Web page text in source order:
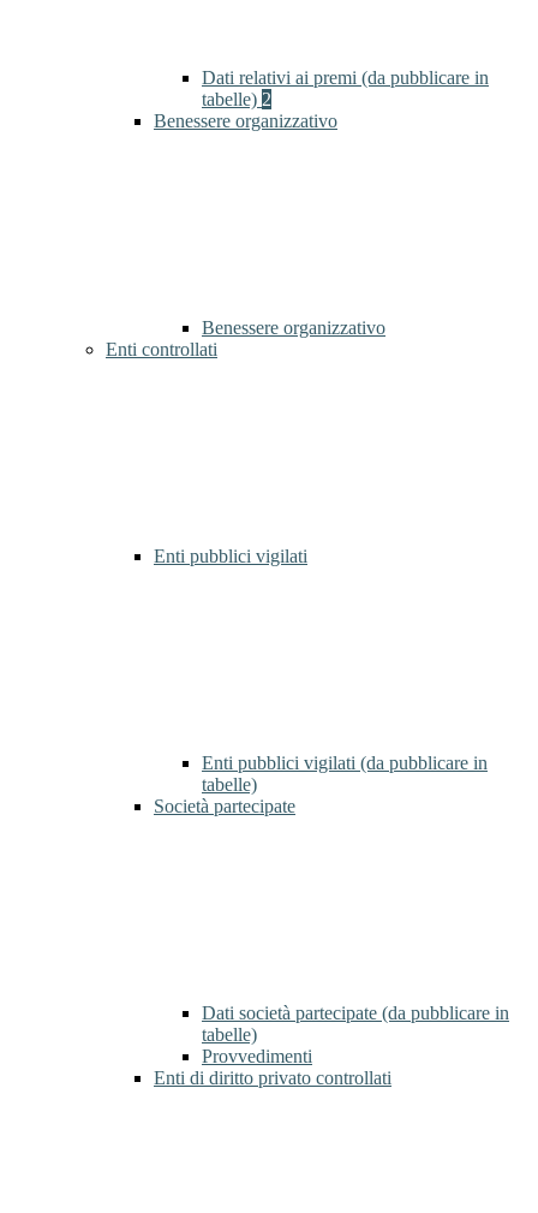
Dati relativi ai premi (da pubblicare in
tabelle) 2
Benessere organizzativo
Benessere organizzativo
Enti controllati
Enti pubblici vigilati
Enti pubblici vigilati (da pubblicare in
tabelle)
Società partecipate
Dati società partecipate (da pubblicare in
tabelle)
Provvedimenti
Enti di diritto privato controllati